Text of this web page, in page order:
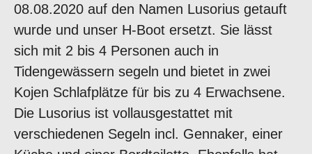
08.08.2020 auf den Namen Lusorius getauft
wurde und unser H-Boot ersetzt. Sie lässt
sich mit 2 bis 4 Personen auch in
Tidengewässern segeln und bietet in zwei
Kojen Schlafplätze für bis zu 4 Erwachsene.
Die Lusorius ist vollausgestattet mit
verschiedenen Segeln incl. Gennaker, einer